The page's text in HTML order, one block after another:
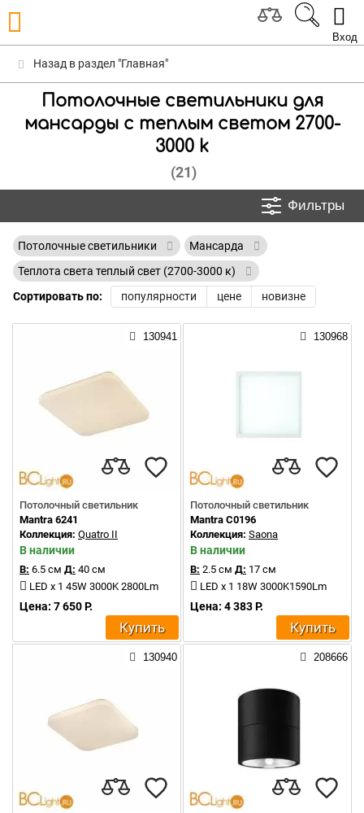
Вход
Назад в раздел "Главная"
Потолочные светильники для
мансарды с теплым светом 2700-
3000 k
(21)
Фильтры
Потолочные светильники
Мансарда
Теплота света теплый свет (2700-3000 к)
Сортировать по:
популярности цене новизне
130941
Потолочный светильник
Mantra 6241
Коллекция: Quatro II
В наличии
В: 6.5 см Д: 40 см
LED x 1 45W 3000K 2800Lm
Цена: 7 650 Р.
Купить
130968
Потолочный светильник
Mantra C0196
Коллекция: Saona
В наличии
В: 2.5 см Д: 17 см
LED x 1 18W 3000K1590Lm
Цена: 4 383 Р.
Купить
130940 208666